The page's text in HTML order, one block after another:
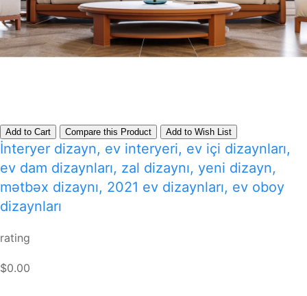
Add to Cart Compare this Product Add to Wish List
İnteryer dizayn, ev interyeri, ev içi dizaynları,
ev dam dizaynları, zal dizaynı, yeni dizayn,
mətbəx dizaynı, 2021 ev dizaynları, ev oboy
dizaynları
rating
$0.00